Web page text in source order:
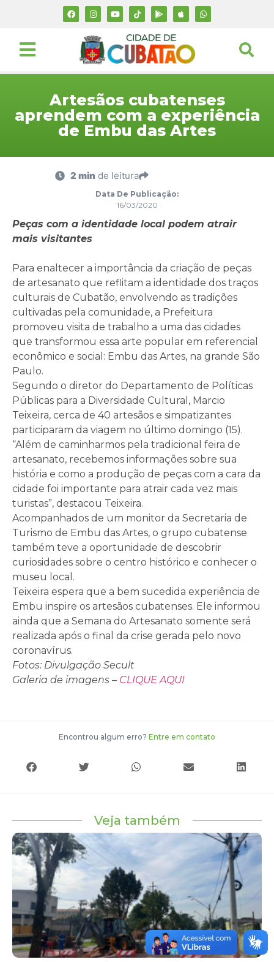
Artesãos cubatenses
aprendem com a experiência
de Embu das Artes
2 min de leitura
Data De Publicação:
16/03/2020
Peças com a identidade local podem atrair
mais visitantes
Para enaltecer a importância da criação de peças
de artesanato que reflitam a identidade dos traços
culturais de Cubatão, envolvendo as tradições
cultivadas pela comunidade, a Prefeitura
promoveu visita de trabalho a uma das cidades
que transformou essa arte popular em referencial
econômico e social: Embu das Artes, na grande São
Paulo.
Segundo o diretor do Departamento de Políticas
Públicas para a Diversidade Cultural, Marcio
Teixeira, cerca de 40 artesãos e simpatizantes
participaram da viagem no último domingo (15).
“Além de caminharmos pela tradicional feira de
artesanato, recebemos informações sobre sua
história e como a produção de peças com a cara da
cidade foi importante para atrair cada vez mais
turistas”, destacou Teixeira.
Acompanhados de um monitor da Secretaria de
Turismo de Embu das Artes, o grupo cubatense
também teve a oportunidade de descobrir
curiosidades sobre o centro histórico e conhecer o
museu local.
Teixeira espera que a bem sucedida experiência de
Embu inspire os artesãos cubatenses. Ele informou
ainda que a Semana do Artesanato somente será
realizada após o final da crise gerada pelo novo
coronavírus.
Fotos: Divulgação Secult
Galeria de imagens – CLIQUE AQUI
Encontrou algum erro? Entre em contato
Veja também